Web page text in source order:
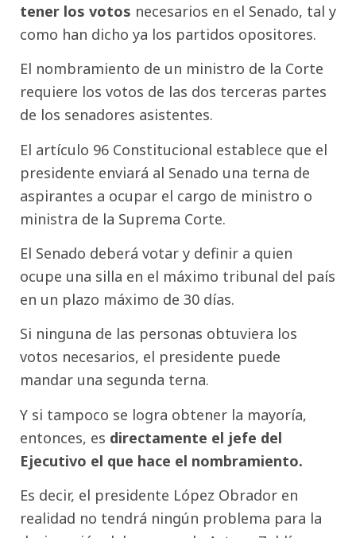
tener los votos necesarios en el Senado, tal y
como han dicho ya los partidos opositores.
El nombramiento de un ministro de la Corte
requiere los votos de las dos terceras partes
de los senadores asistentes.
El artículo 96 Constitucional establece que el
presidente enviará al Senado una terna de
aspirantes a ocupar el cargo de ministro o
ministra de la Suprema Corte.
El Senado deberá votar y definir a quien
ocupe una silla en el máximo tribunal del país
en un plazo máximo de 30 días.
Si ninguna de las personas obtuviera los
votos necesarios, el presidente puede
mandar una segunda terna.
Y si tampoco se logra obtener la mayoría,
entonces, es directamente el jefe del
Ejecutivo el que hace el nombramiento.
Es decir, el presidente López Obrador en
realidad no tendrá ningún problema para la